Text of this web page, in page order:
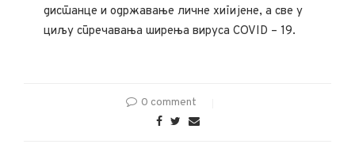
дистанце и одржавање личне хигијене, а све у
циљу спречавања ширења вируса COVID – 19.
0 comment